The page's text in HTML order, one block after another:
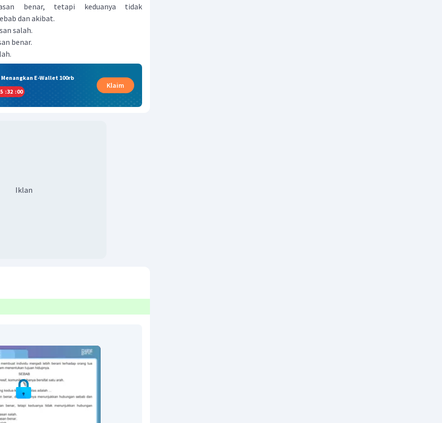
benar, tetapi keduanya tidak
dan akibat.
salah.
benar.
E-Wallet 100rb
:31 :59
Klaim
Iklan